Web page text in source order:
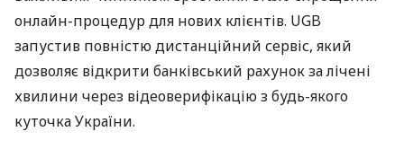
онлайн-процедур для нових клієнтів. UGB
запустив повністю дистанційний сервіс, який
дозволяє відкрити банківський рахунок за лічені
хвилини через відеоверифікацію з будь-якого
куточка України.